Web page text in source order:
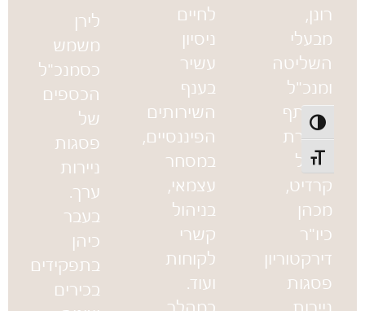
הפעל/כבה ניגודיות גבוהה
מתג גודל גופן
מבעלי
השליטה
ומנכ"ל
משותף
בחברת
קרדיט,
מכהן
כיו"ר
דירקטוריון
פסגות
ניירות
לחיים
ניסיון
עשיר
בענף
השירותים
הפיננסיים,
במסחר
עצמאי,
בניהול
קשרי
לקוחות
במהלך
משמש
כסמנכ"ל
הכספים
פסגות
ניירות
בעבר
בתפקידים
בכירים